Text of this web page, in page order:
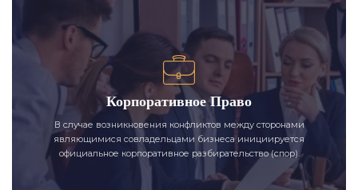
Корпоративное Право
В случае возникновения конфликтов между сторонами
являющимися совладельцами бизнеса инициируется
официальное корпоративное разбирательство (спор).